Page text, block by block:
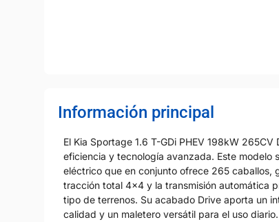
Información principal
El Kia Sportage 1.6 T-GDi PHEV 198kW
eficiencia y tecnología avanzada. Este modelo
eléctrico que en conjunto ofrece 265 caballos,
tracción total 4x4 y la transmisión automática
tipo de terrenos. Su acabado Drive aporta un
calidad y un maletero versátil para el uso